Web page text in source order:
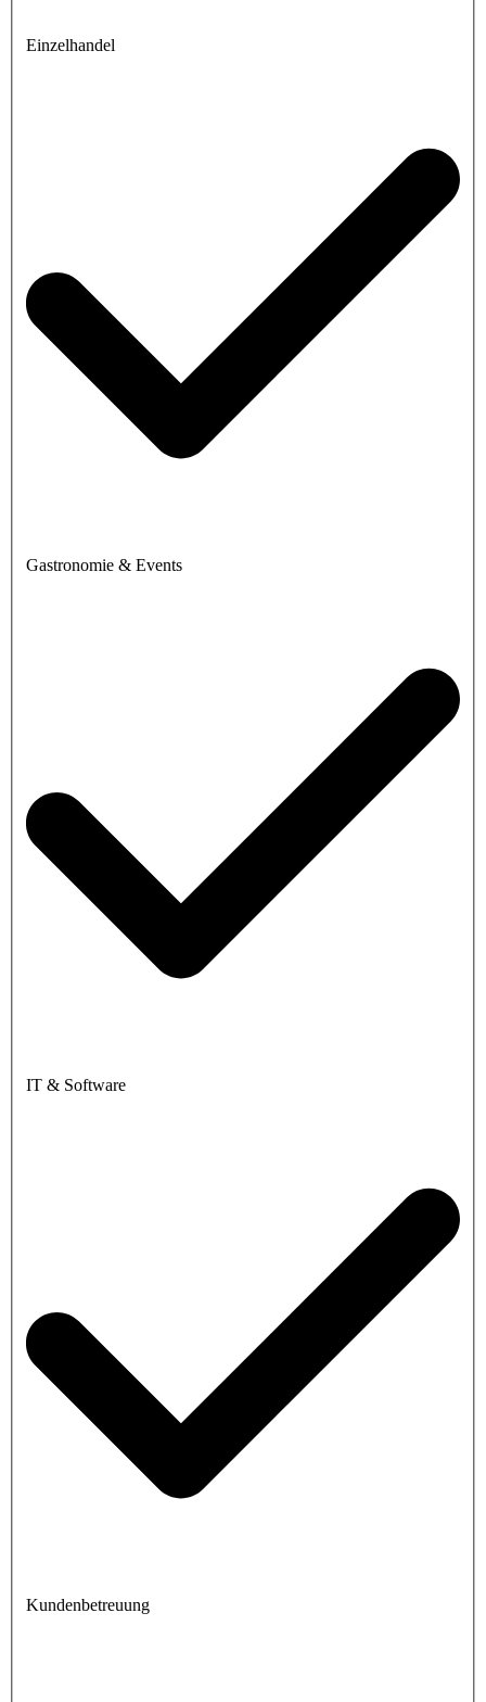
Einzelhandel
Gastronomie & Events
IT & Software
Kundenbetreuung